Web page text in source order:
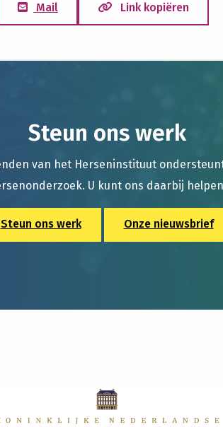
Mail Link kopiëren
Steun ons werk
van het Herseninstituut
U kunt ons daarbij
Steun ons werk Onze nieuwsbrief